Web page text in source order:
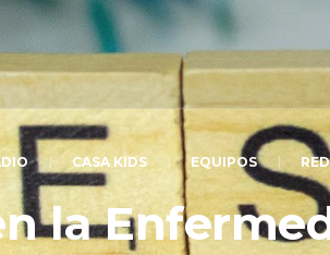
CASA KIDS EQUIPOS
la